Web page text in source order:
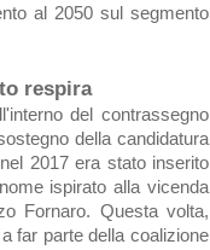
al 2050 sul segmento
respira
del contrassegno
della candidatura
2017 era stato inserito
ispirato alla vicenda
Fornaro. Questa volta,
far parte della coalizione